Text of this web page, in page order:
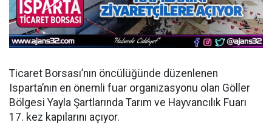
Ticaret Borsası’nın öncülüğünde düzenlenen
Isparta’nın en önemli fuar organizasyonu olan Göller
Bölgesi Yayla Şartlarında Tarım ve Hayvancılık Fuarı
17. kez kapılarını açıyor.